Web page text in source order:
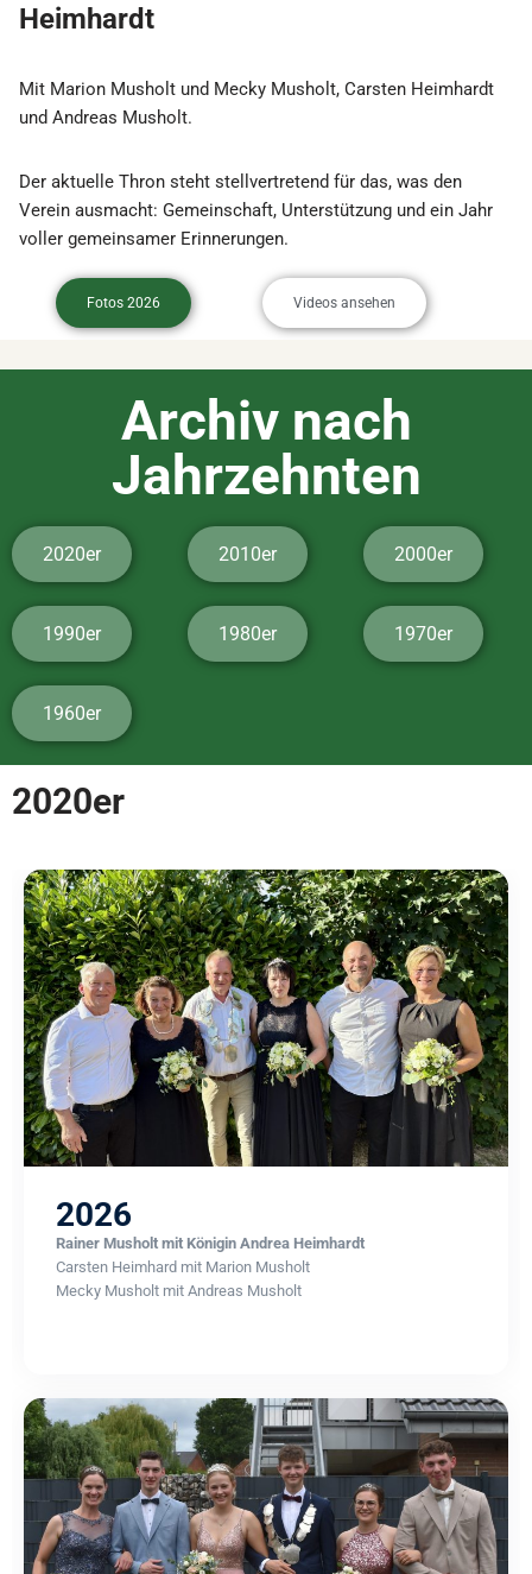
Heimhardt
Mit Marion Musholt und Mecky Musholt, Carsten Heimhardt
und Andreas Musholt.
Der aktuelle Thron steht stellvertretend für das, was den
Verein ausmacht: Gemeinschaft, Unterstützung und ein Jahr
voller gemeinsamer Erinnerungen.
Fotos 2026 Videos ansehen
Archiv nach
Jahrzehnten
2020er 2010er 2000er
1990er 1980er 1970er
1960er
2020er
2026
Rainer Musholt mit Königin Andrea Heimhardt
Carsten Heimhard mit Marion Musholt
Mecky Musholt mit Andreas Musholt